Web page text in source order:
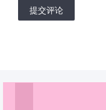
提交评论